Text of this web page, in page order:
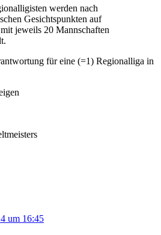
werden nach
Gesichtspunkten auf
jeweils 20 Mannschaften
für eine (=1) Regionalliga in
um 16:45